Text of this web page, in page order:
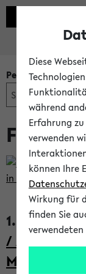
Personen- und
Frau
o
n
t
1.
Fakultät
/ AG 9 -
Mittelbau
Diese
während
Erfahrung
verwenden
können Ihre
Wirkung für
finden Sie